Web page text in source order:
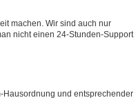
machen. Wir sind auch nur
nicht einen 24-Stunden-Support
Hausordnung und entsprechender